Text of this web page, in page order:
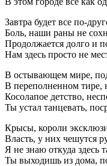
Завтра будет все по-
Боль, наши раны не
Продолжается долго и
Нам здесь просто не
В остывающем мире,
В переполненном тире,
Косолапое детство,
Ты устал танцевать,
Крысы, короли
Власть, у них чешутся
Я не знаю откуда здесь
Ты выходишь из дома,